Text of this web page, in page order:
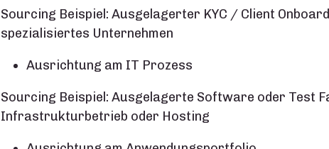
Sourcing Beispiel: Ausgelagerter KYC / Client
spezialisiertes Unternehmen
Ausrichtung am IT Prozess
Sourcing Beispiel: Ausgelagerte Software oder Test
Infrastrukturbetrieb oder Hosting